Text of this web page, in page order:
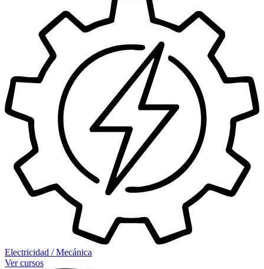
Electricidad / Mecánica
Ver cursos